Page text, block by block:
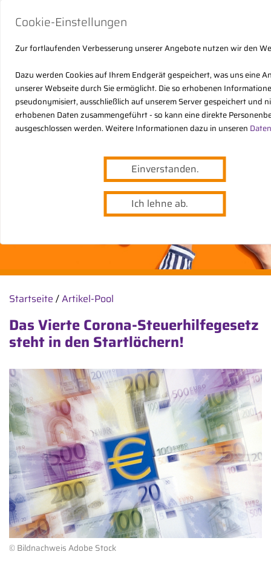
Cookie-Einstellungen
Zur fortlaufenden Verbesserung unserer Angebote nutzen wir den
Dazu werden Cookies auf Ihrem Endgerät gespeichert, was uns eine
unserer Webseite durch Sie ermöglicht. Die so erhobenen
pseudonymisiert, ausschließlich auf unserem Server gespeichert und
erhobenen Daten zusammengeführt - so kann eine direkte
ausgeschlossen werden. Weitere Informationen dazu in unseren
Einverstanden.
Ich lehne ab.
Startseite /Artikel-Pool
Das Vierte Corona-Steuerhilfegesetz
steht in den Startlöchern!
© Bildnachweis Adobe Stock